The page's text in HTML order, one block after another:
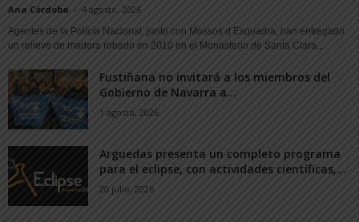
Ana Córdoba - 4 agosto, 2026
Agentes de la Policía Nacional, junto con Mossos d’Esquadra, han entregado
un relieve de madera robado en 2010 en el Monasterio de Santa Clara...
Fustiñana no invitará a los miembros del
Gobierno de Navarra a...
1 agosto, 2026
Arguedas presenta un completo programa
para el eclipse, con actividades científicas,...
20 julio, 2026